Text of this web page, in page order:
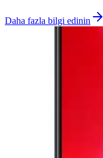
Daha fazla bilgi edinin